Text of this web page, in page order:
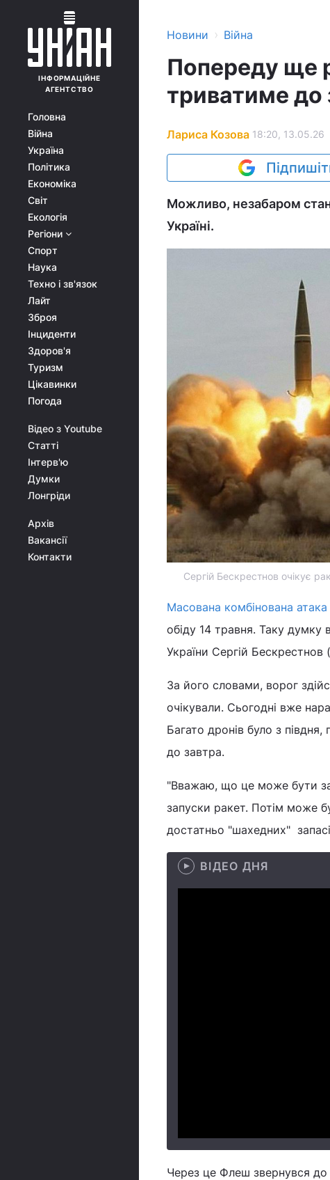
ІНФОРМАЦІЙНЕ
АГЕНТСТВО
Головна
Війна
Україна
Політика
Економіка
Світ
Екологія
Регіони
Спорт
Наука
Техно і зв'язок
Лайт
Зброя
Інциденти
Здоров'я
Туризм
Цікавинки
Погода
Відео з Youtube
Статті
Інтерв'ю
Думки
Лонгріди
Архів
Вакансії
Контакти
Новини › Війна
Попереду ще
триватиме до
Лариса Козова 18:20, 13.05.26
Можливо, незабаром
Україні.
Сергій Бескрестнов очікує
Масована комбінована
обіду 14 травня. Таку думку
України Сергій
За його словами, ворог
очікували. Сьогодні вже
Багато дронів було з
до завтра.
"Вважаю, що це може бути
запуски ракет. Потім може
достатньо "шахедних"
ВІДЕО ДНЯ
Через це Флеш звернувся до